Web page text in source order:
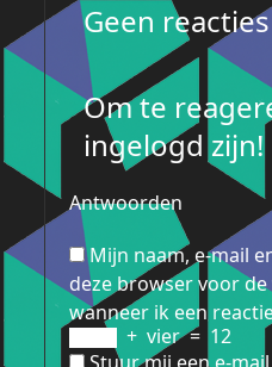
Geen reacties
Om te
ingelogd zijn!
Antwoorden
Mijn naam, e-mail
deze browser voor
wanneer ik een
+ vier= 12